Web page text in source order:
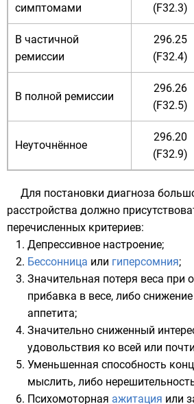
симптомами (F32.3)
В частичной
ремиссии
296.25
(F32.4)
В полной ремиссии
296.26
(F32.5)
Неуточнённое
296.20
(F32.9)
Для постановки диагноза
расстройства должно
перечисленных критериев:
Депрессивное настроение;
Бессонница или гиперсомния;
Значительная потеря веса при
прибавка в весе, либо
аппетита;
Значительно сниженный
удовольствия ко всей или
Уменьшенная способность
мыслить, либо
Психомоторная ажитация или